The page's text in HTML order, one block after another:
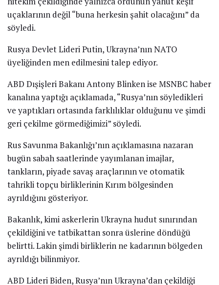
Stoltenberg, Moskova’nın Avrupa’nın güvenlik
prensiplerini zorladığını, bunun “Avrupa için yeni
normal” olduğunu söyledi, NATO’nun temel
prensiplerinden vazgeçmeyeceğini ekledi.
Ukrayna Dışişleri Bakanı Dmitro Kuleba, Rusya
parlamentosunun alt kanadı Duma’nın Donetsk Halk
Cumhuriyeti ve Luhansk Halk Cumhuriyeti’nin Rusya
tarafından tanınmasına yönelik kabul edilen taslağı
Birleşmiş Milletler (BM) Güvenlik Konseyi’nde
NATO Genel Sekreteri, Rusya’nın Ukrayna’yı işgal
etmesi durumunda “bedelin yüksek olacağını” söz etti
ve yaptırımlar uygulanacağını hatırlattı.
Rusya Dışişleri Bakanlığı ise artık Stoltenberg’in
açıklamalarıyla ilgilenmediklerini söyledi. RIA Novosti
haber ajansına nazaran Dışişleri Bakanlığı sözcüsü
Maria Zakharova, Stoltenberg’in kelamlarının önemli
olmadığını ve gerçek diyalog kurmak istediklerini